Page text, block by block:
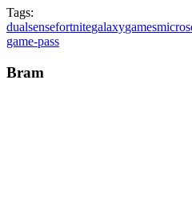
Tags:
dualsensefortnitegalaxygames
game-pass
Bram